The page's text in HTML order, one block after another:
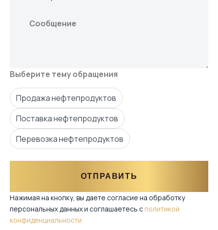
Выберите тему обращения
Продажа нефтепродуктов
Поставка нефтепродуктов
Перевозка нефтепродуктов
ОТПРАВИТЬ
Нажимая на кнопку, вы даете согласие на обработку
персональных данных и соглашаетесь c политикой
конфиденциальности